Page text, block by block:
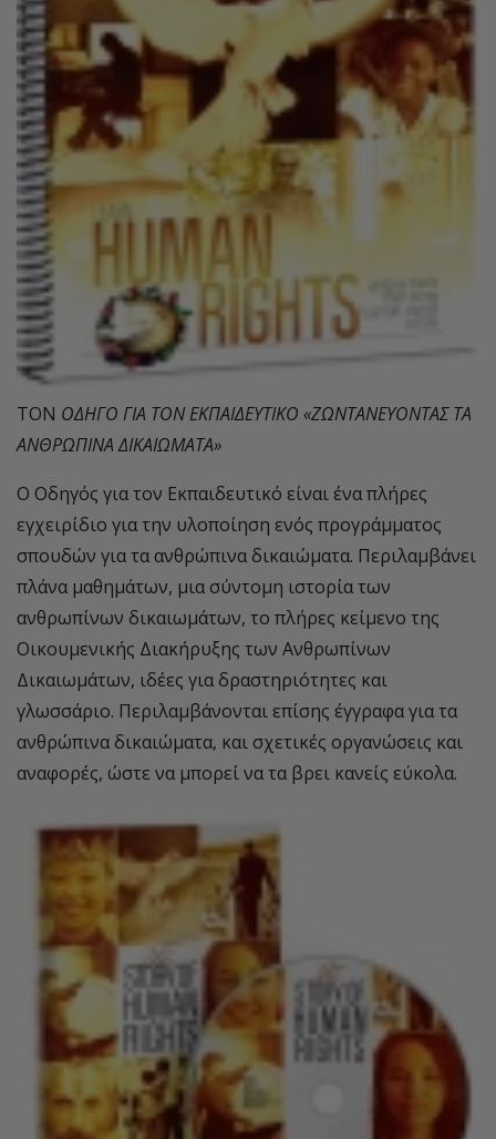
ΤΟΝ ΟΔΗΓΟ ΓΙΑ ΤΟΝ ΕΚΠΑΙΔΕΥΤΙΚΟ «ΖΩΝΤΑΝΕΥΟΝΤΑΣ ΤΑ
ΑΝΘΡΩΠΙΝΑ ΔΙΚΑΙΩΜΑΤΑ»
Ο Οδηγός για τον Εκπαιδευτικό είναι ένα πλήρες
εγχειρίδιο για την υλοποίηση ενός προγράμματος
σπουδών για τα ανθρώπινα δικαιώματα. Περιλαμβάνει
πλάνα μαθημάτων, μια σύντομη ιστορία των
ανθρωπίνων δικαιωμάτων, το πλήρες κείμενο της
Οικουμενικής Διακήρυξης των Ανθρωπίνων
Δικαιωμάτων, ιδέες για δραστηριότητες και
γλωσσάριο. Περιλαμβάνονται επίσης έγγραφα για τα
ανθρώπινα δικαιώματα, και σχετικές οργανώσεις και
αναφορές, ώστε να μπορεί να τα βρει κανείς εύκολα.